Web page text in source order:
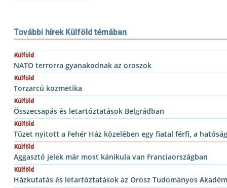
További hírek Külföld témában
Külföld
NATO terrorra gyanakodnak az oroszok
Külföld
Torzarcú kozmetika
Külföld
Összecsapás és letartóztatások Belgrádban
Külföld
Tüzet nyitott a Fehér Ház közelében egy fiatal férfi, a
Külföld
Aggasztó jelek már most kánikula van Franciaországban
Külföld
Házkutatás és letartóztatások az Orosz Tudományos